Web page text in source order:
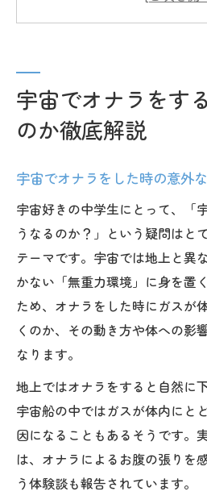
裏側
宇宙でガスが引火する
て
好奇心あふれる中学生の
宇宙の疑問を深掘り
介
宇宙好きが抱く素朴
宇宙の基本知識を中
は
宇宙について専門家に
無重力がもたらす宇宙で
無重力で宇宙飛行士の
宇宙でオナラをす
のか徹底解説
宇宙でオナラをした時の意外
宇宙好きの中学生にとって、「
うなるのか？」という疑問はと
テーマです。宇宙では地上と異
かない「無重力環境」に身を置
ため、オナラをした時にガスが
くのか、その動き方や体への影
なります。
地上ではオナラをすると自然に
宇宙船の中ではガスが体内にと
因になることもあるそうです。
は、オナラによるお腹の張りを
う体験談も報告されています。